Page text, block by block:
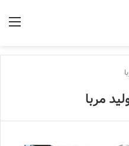
مربا